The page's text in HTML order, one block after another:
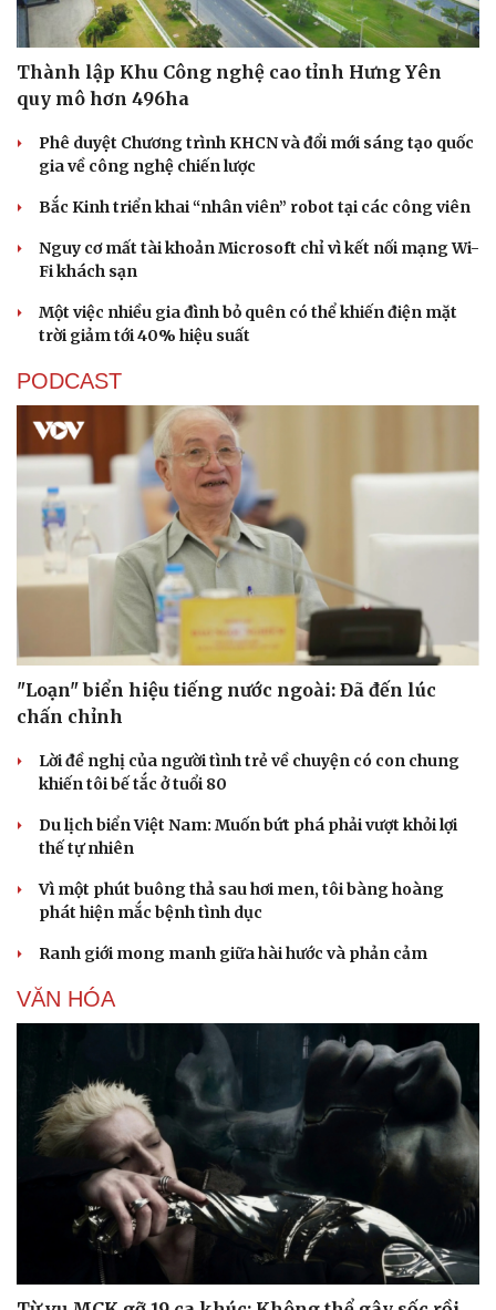
Thành lập Khu Công nghệ cao tỉnh Hưng Yên
quy mô hơn 496ha
Phê duyệt Chương trình KHCN và đổi mới sáng tạo quốc
gia về công nghệ chiến lược
Bắc Kinh triển khai “nhân viên” robot tại các công viên
Nguy cơ mất tài khoản Microsoft chỉ vì kết nối mạng Wi-
Fi khách sạn
Một việc nhiều gia đình bỏ quên có thể khiến điện mặt
trời giảm tới 40% hiệu suất
PODCAST
"Loạn" biển hiệu tiếng nước ngoài: Đã đến lúc
chấn chỉnh
Lời đề nghị của người tình trẻ về chuyện có con chung
khiến tôi bế tắc ở tuổi 80
Du lịch biển Việt Nam: Muốn bứt phá phải vượt khỏi lợi
thế tự nhiên
Vì một phút buông thả sau hơi men, tôi bàng hoàng
phát hiện mắc bệnh tình dục
Ranh giới mong manh giữa hài hước và phản cảm
VĂN HÓA